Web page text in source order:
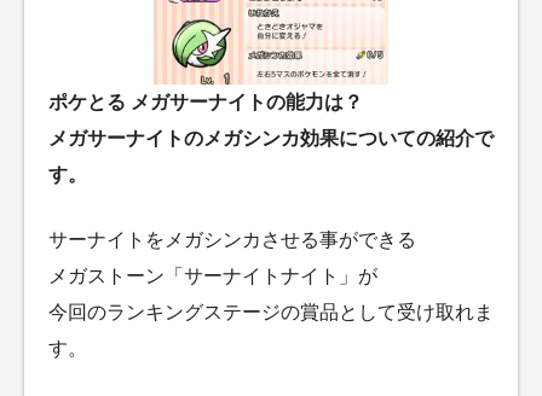
ポケとる メガサーナイトの能力は？
メガサーナイトのメガシンカ効果についての紹介で
す。
サーナイトをメガシンカさせる事ができる
メガストーン「サーナイトナイト」が
今回のランキングステージの賞品として受け取れま
す。